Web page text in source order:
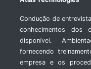
Condução de
conhecimentos dos
disponível.
fornecendo
empresa e os